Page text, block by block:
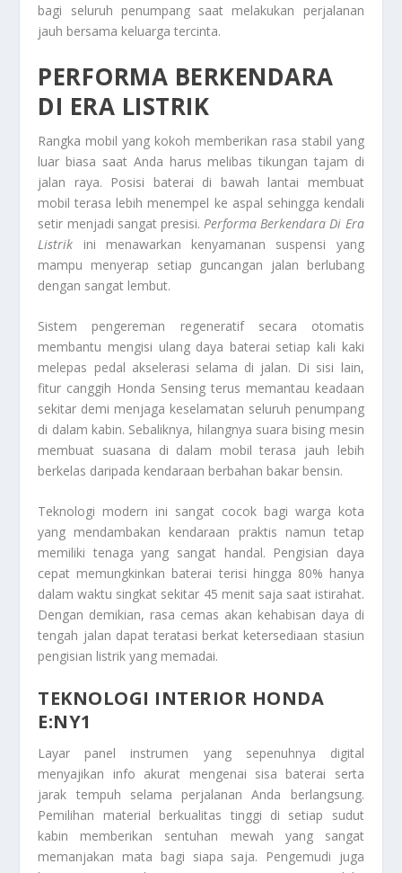
bagi seluruh penumpang saat melakukan perjalanan
jauh bersama keluarga tercinta.
PERFORMA BERKENDARA
DI ERA LISTRIK
Rangka mobil yang kokoh memberikan rasa stabil yang
luar biasa saat Anda harus melibas tikungan tajam di
jalan raya. Posisi baterai di bawah lantai membuat
mobil terasa lebih menempel ke aspal sehingga kendali
setir menjadi sangat presisi. Performa Berkendara Di Era
Listrik ini menawarkan kenyamanan suspensi yang
mampu menyerap setiap guncangan jalan berlubang
dengan sangat lembut.
Sistem pengereman regeneratif secara otomatis
membantu mengisi ulang daya baterai setiap kali kaki
melepas pedal akselerasi selama di jalan. Di sisi lain,
fitur canggih Honda Sensing terus memantau keadaan
sekitar demi menjaga keselamatan seluruh penumpang
di dalam kabin. Sebaliknya, hilangnya suara bising mesin
membuat suasana di dalam mobil terasa jauh lebih
berkelas daripada kendaraan berbahan bakar bensin.
Teknologi modern ini sangat cocok bagi warga kota
yang mendambakan kendaraan praktis namun tetap
memiliki tenaga yang sangat handal. Pengisian daya
cepat memungkinkan baterai terisi hingga 80% hanya
dalam waktu singkat sekitar 45 menit saja saat istirahat.
Dengan demikian, rasa cemas akan kehabisan daya di
tengah jalan dapat teratasi berkat ketersediaan stasiun
pengisian listrik yang memadai.
TEKNOLOGI INTERIOR HONDA
E:NY1
Layar panel instrumen yang sepenuhnya digital
menyajikan info akurat mengenai sisa baterai serta
jarak tempuh selama perjalanan Anda berlangsung.
Pemilihan material berkualitas tinggi di setiap sudut
kabin memberikan sentuhan mewah yang sangat
memanjakan mata bagi siapa saja. Pengemudi juga